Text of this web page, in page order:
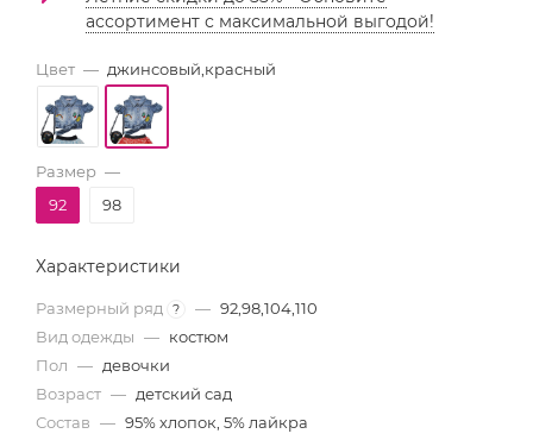
ассортимент с максимальной выгодой!
Цвет — джинсовый,красный
Размер —
92
98
Характеристики
Размерный ряд ? — 92,98,104,110
Вид одежды — костюм
Пол — девочки
Возраст — детский сад
Состав — 95% хлопок, 5% лайкра